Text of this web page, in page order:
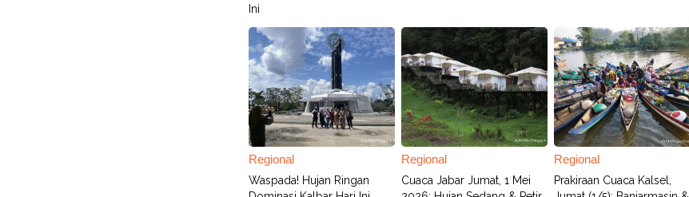
Ini
Regional
Waspada! Hujan Ringan
Regional
Cuaca Jabar Jumat, 1 Mei
Regional
Prakiraan Cuaca Kalsel,